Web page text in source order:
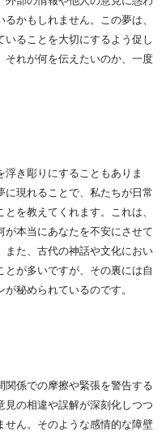
かもしれません。この夢は、
ることを大切にするよう促し
それが何を伝えたいのか、一度
き彫りにすることもありま
現れることで、私たちが日常
とを教えてくれます。これは、
が本当にあなたを不安にさせて
また、古代の神話や文化におい
が多いですが、その裏には自
秘められているのです。
係での摩擦や緊張を警告する
の相違や誤解が深刻化しつつ
せん。そのような感情的な障壁